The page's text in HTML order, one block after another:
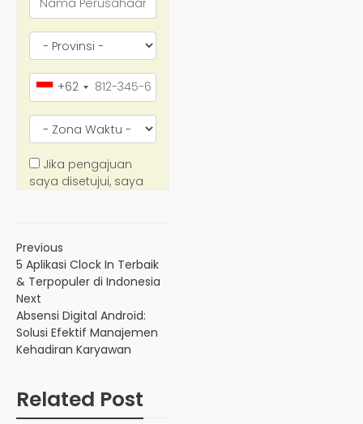
Previous
5 Aplikasi Clock In Terbaik
& Terpopuler di Indonesia
Next
Absensi Digital Android:
Solusi Efektif Manajemen
Kehadiran Karyawan
Related Post